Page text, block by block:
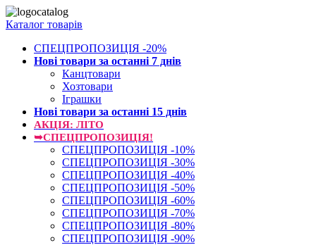
Каталог товарів
СПЕЦПРОПОЗИЦІЯ -20%
Нові товари за останнi 7 днiв
Канцтовари
Хозтовари
Іграшки
Нові товари за останнi 15 днiв
АКЦІЯ: ЛІТО
➥СПЕЦПРОПОЗИЦІЯ!
СПЕЦПРОПОЗИЦІЯ -10%
СПЕЦПРОПОЗИЦІЯ -30%
СПЕЦПРОПОЗИЦІЯ -40%
СПЕЦПРОПОЗИЦІЯ -50%
СПЕЦПРОПОЗИЦІЯ -60%
СПЕЦПРОПОЗИЦІЯ -70%
СПЕЦПРОПОЗИЦІЯ -80%
СПЕЦПРОПОЗИЦІЯ -90%